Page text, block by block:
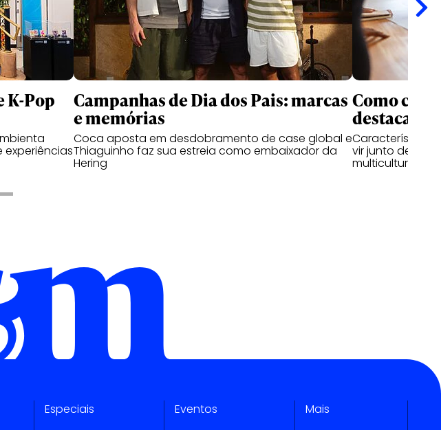
K-Pop
experiências
Campanhas de Dia dos Pais: marcas
e memórias
Coca aposta em desdobramento de case global e
Thiaguinho faz sua estreia como embaixador da
Hering
Como
destacam
Características
vir junto de
multiculturais
Especiais Eventos Mais